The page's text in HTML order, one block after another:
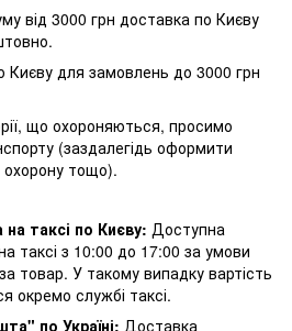
від 3000 грн доставка по Києву
Києву для замовлень до 3000 грн
що охороняються, просимо
(заздалегідь оформити
тощо).
таксі по Києву: Доступна
таксі з 10:00 до 17:00 за умови
товар. У такому випадку вартість
окремо службі таксі.
по Україні: Доставка